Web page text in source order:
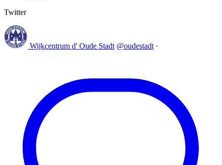
Twitter
Wijkcentrum d' Oude Stadt @oudestadt ·